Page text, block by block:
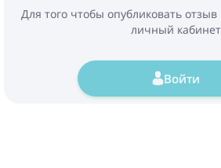
Для того чтобы опубликовать
личный кабинет
Войти